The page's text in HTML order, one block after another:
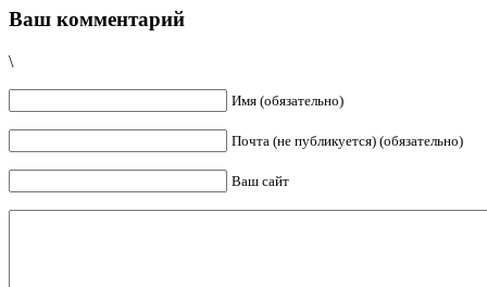
Ваш комментарий
\
Имя (обязательно)
Почта (не публикуется) (обязательно)
Ваш сайт